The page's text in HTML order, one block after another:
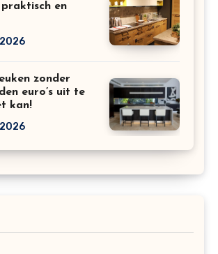
en
zonder
euro’s uit te
kan!